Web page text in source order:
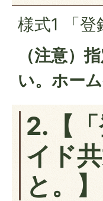
様式1 「登
（注意）
い。ホー
2.【
イド
と。